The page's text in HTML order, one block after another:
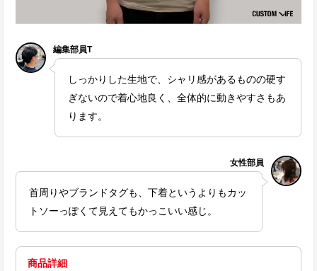
編集部員T
しっかりした生地で、シャリ感があるものの硬す
ぎないので着心地良く、全体的に動きやすさもあ
ります。
女性部員
首周りやブランドタグも、下着というよりもカッ
トソーっぽくて見えてもかっこいい感じ。
商品詳細